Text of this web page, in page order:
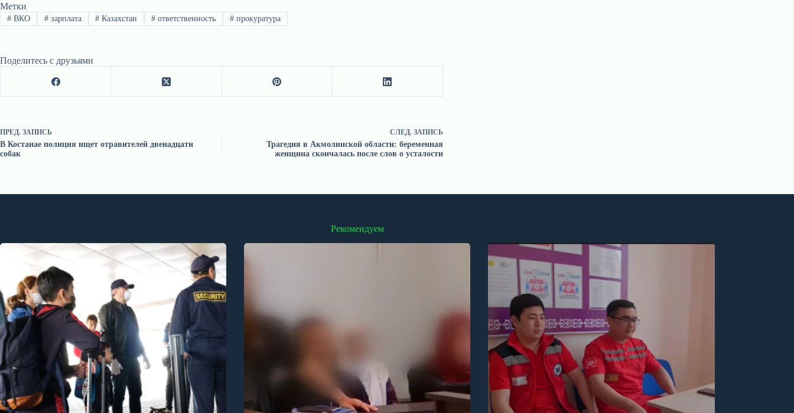
Метки
#ВКО #зарплата # Казахстан # ответственность # прокуратура
Поделитесь с друзьями
ПРЕД. ЗАПИСЬ
В Костанае полиция ищет отравителей двенадцати
собак
СЛЕД. ЗАПИСЬ
Трагедия в Акмолинской области: беременная
женщина скончалась после слов о усталости
Рекомендуем